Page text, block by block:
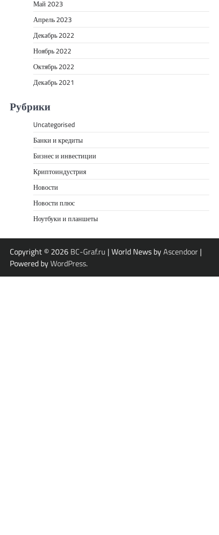
Май 2023
Апрель 2023
Декабрь 2022
Ноябрь 2022
Октябрь 2022
Декабрь 2021
Рубрики
Uncategorised
Банки и кредиты
Бизнес и инвестиции
Криптоиндустрия
Новости
Новости плюс
Ноутбуки и планшеты
Copyright © 2026 BC-Graf.ru | World News byAscendoor |
Powered byWordPress.